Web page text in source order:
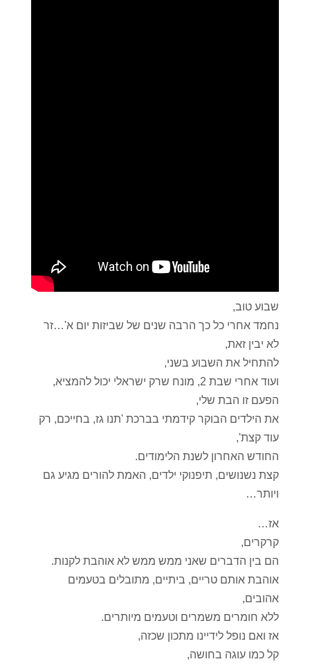
שבוע טוב,
נחמד אחרי כל כך הרבה שנים של שביזות יום א'…זר
לא יבין זאת,
להתחיל את השבוע בשני,
ועוד אחרי שבת 2, מונח שרק ישראלי יכול להמציא,
הפעם זו הבת שלי,
את הילדים הבוקר קידמתי בברכת 'תנו גז, בחייכם, רק
עוד קצת',
החודש האחרון לשנת הלימודים.
קצת נשנושים, תיפנוקי ילדים, האמת להורים מגיע גם
ויותר…
אז…
קרקרים,
הם בין הדברים שאני ממש ממש לא אוהבת לקנות.
אוהבת אותם טריים, ביתיים, מתובלים בטעמים
אהובים,
ללא חומרים משמרים וטעמים מיותרים.
אז ואם נופל לידיינו מתכון שכזה,
קל כמו עוגה בחושה,